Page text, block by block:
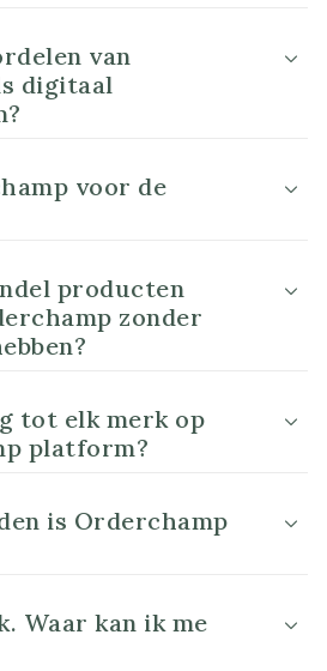
van
digitaal
voor de
producten
zonder
tot elk merk op
platform?
is Orderchamp
Waar kan ik me